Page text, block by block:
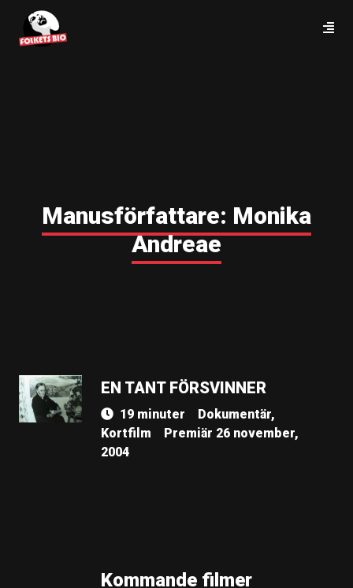
Manusförfattare: Monika
Andreae
EN TANT FÖRSVINNER
19 minuter
Dokumentär,
Kortfilm
Premiär 26 november,
2004
Kommande filmer